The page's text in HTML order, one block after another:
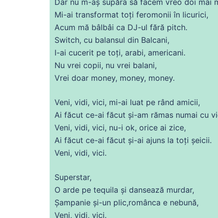
Mi-ai transformat toți feromonii în licurici,
Acum mă bâlbâi ca DJ-ul fără pitch.
Switch, cu balansul din Balcani,
I-ai cucerit pe toți, arabi, americani.
Nu vrei copii, nu vrei balani,
Vrei doar money, money, money.
Veni, vidi, vici, mi-ai luat pe rând amicii,
Ai făcut ce-ai făcut și-am rămas numai cu
Veni, vidi, vici, nu-i ok, orice ai zice,
Ai făcut ce-ai făcut și-ai ajuns la toți șeicii.
Veni, vidi, vici.
Superstar,
O arde pe tequila și dansează murdar,
Șampanie și-un plic,românca e nebună,
Veni, vidi, vici.